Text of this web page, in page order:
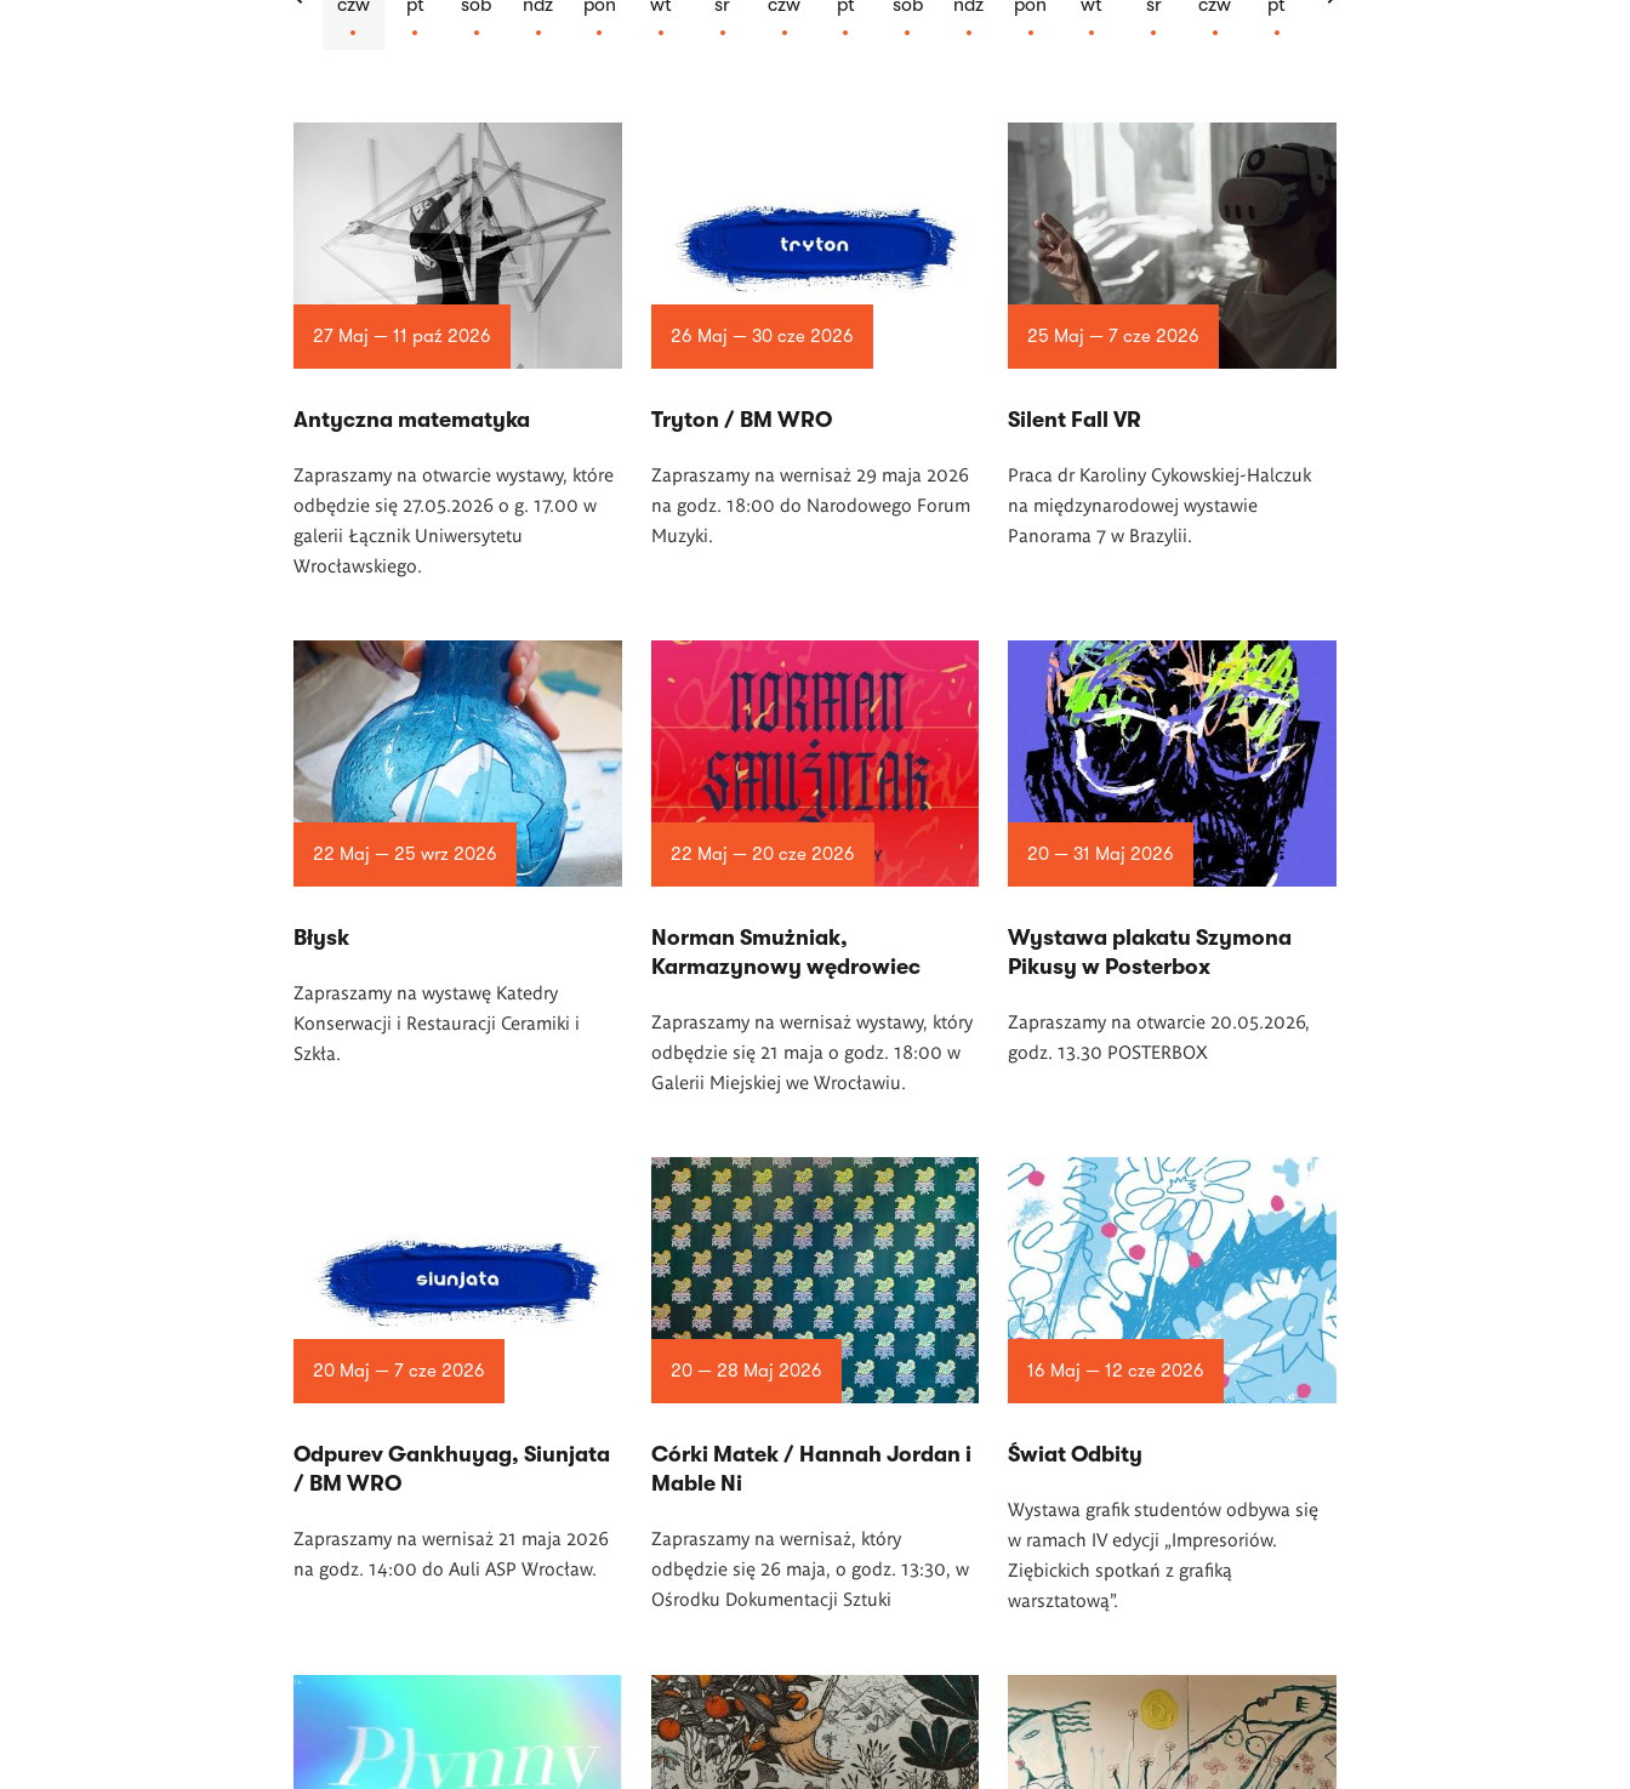
czw
pt
sob
ndz
pon
wt
śr
czw
pt
sob
ndz
pon
wt
śr
czw
pt
artykułów
27 Maj — 11 paź 2026
Antyczna matematyka
Zapraszamy na otwarcie wystawy, które
odbędzie się 27.05.2026 o g. 17.00 w
galerii Łącznik Uniwersytetu
Wrocławskiego.
26 Maj — 30 cze 2026
Tryton / BM WRO
Zapraszamy na wernisaż 29 maja 2026
na godz. 18:00 do Narodowego Forum
Muzyki.
25 Maj — 7 cze 2026
Silent Fall VR
Praca dr Karoliny Cykowskiej-Halczuk
na międzynarodowej wystawie
Panorama 7 w Brazylii.
22 Maj — 25 wrz 2026
Błysk
Zapraszamy na wystawę Katedry
Konserwacji i Restauracji Ceramiki i
Szkła.
22 Maj — 20 cze 2026
Norman Smużniak,
Karmazynowy wędrowiec
Zapraszamy na wernisaż wystawy, który
odbędzie się 21 maja o godz. 18:00 w
Galerii Miejskiej we Wrocławiu.
20 — 31 Maj 2026
Wystawa plakatu Szymona
Pikusy w Posterbox
Zapraszamy na otwarcie 20.05.2026,
godz. 13.30 POSTERBOX
20 Maj — 7 cze 2026
Odpurev Gankhuyag, Siunjata
/ BM WRO
Zapraszamy na wernisaż 21 maja 2026
na godz. 14:00 do Auli ASP Wrocław.
20 — 28 Maj 2026
Córki Matek / Hannah Jordan i
Mable Ni
Zapraszamy na wernisaż, który
odbędzie się 26 maja, o godz. 13:30, w
Ośrodku Dokumentacji Sztuki
16 Maj — 12 cze 2026
Świat Odbity
Wystawa grafik studentów odbywa się
w ramach IV edycji „Impresoriów.
Ziębickich spotkań z grafiką
warsztatową”.